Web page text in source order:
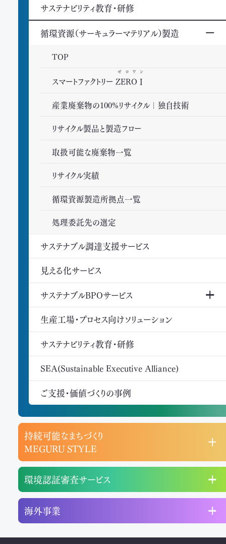
サステナビリティ教育・研修
循環資源（サーキュラーマテリアル）製造
TOP
スマートファクトリー ZEROⅠ
ゼロワン
産業廃棄物の100%リサイクル｜独自技術
リサイクル製品と製造フロー
取扱可能な廃棄物一覧
リサイクル実績
循環資源製造所拠点一覧
処理委託先の選定
サステナブル調達支援サービス
見える化サービス
サステナブルBPOサービス
生産工場・プロセス向けソリューション
サステナビリティ教育・研修
SEA(Sustainable Executive Alliance)
ご支援・価値づくりの事例
持続可能なまちづくり
MEGURU STYLE
環境認証審査サービス
海外事業